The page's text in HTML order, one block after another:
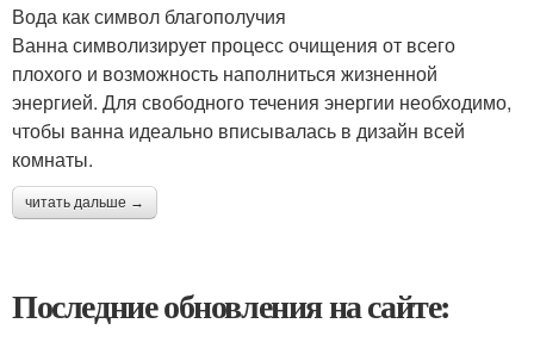
Вода как символ благополучия
Ванна символизирует процесс очищения от всего
плохого и возможность наполниться жизненной
энергией. Для свободного течения энергии необходимо,
чтобы ванна идеально вписывалась в дизайн всей
комнаты.
читать дальше →
Последние обновления на сайте: